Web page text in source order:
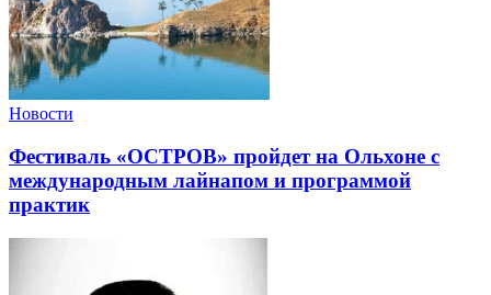
Новости
Фестиваль «ОСТРОВ» пройдет на Ольхоне с
международным лайнапом и программой
практик